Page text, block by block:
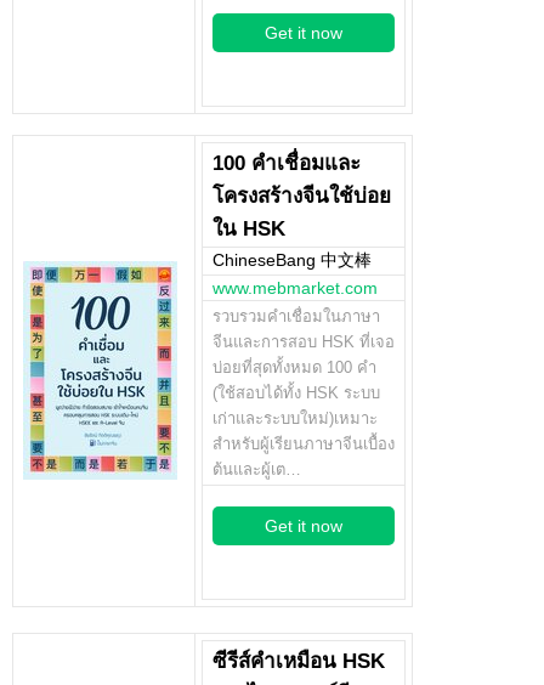
Get it now
100 คำเชื่อมและ
โครงสร้างจีนใช้บ่อย
ใน HSK
ChineseBang 中文棒
www.mebmarket.com
รวบรวมคำเชื่อมในภาษา
จีนและการสอบ HSK ที่เจอ
บ่อยที่สุดทั้งหมด 100 คำ
(ใช้สอบได้ทั้ง HSK ระบบ
เก่าและระบบใหม่)เหมาะ
สำหรับผู้เรียนภาษาจีนเบื้อง
ต้นและผู้เต…
Get it now
ซีรีส์คำเหมือน HSK